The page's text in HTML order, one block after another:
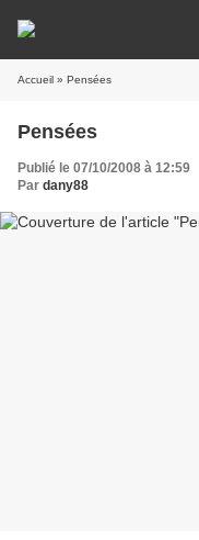
Accueil » Pensées
Pensées
Publié le 07/10/2008 à 12:59
Par dany88